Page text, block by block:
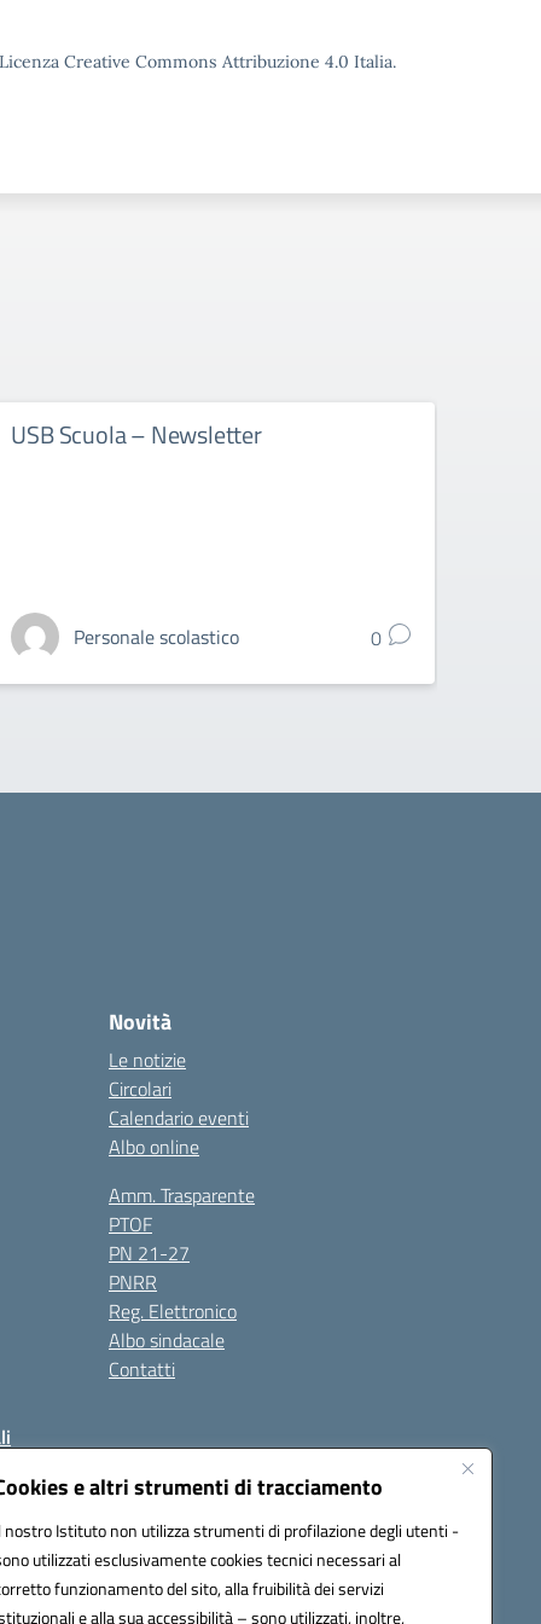
e altri strumenti di tracciamento
nostro Istituto non utilizza strumenti di profilazione degli utenti -
utilizzati esclusivamente cookies tecnici necessari al
funzionamento del sito, alla fruibilità dei servizi
e alla sua accessibilità – sono utilizzati, inoltre,
Creative Commons Attribuzione 4.0 Italia.
USB Scuola – Newsletter
Personale scolastico 0
Novità
Le notizie
Circolari
Calendario eventi
Albo online
Amm. Trasparente
PTOF
PN 21-27
PNRR
Reg. Elettronico
Albo sindacale
Contatti